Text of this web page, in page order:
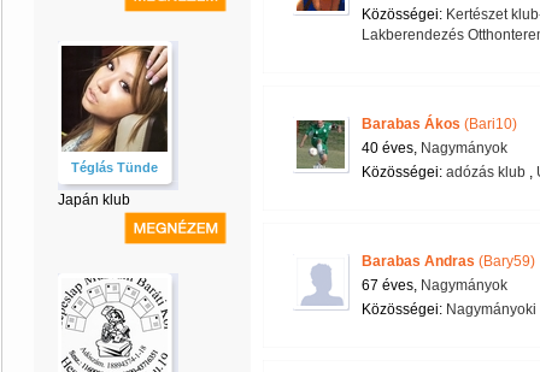
Téglás Tünde
Japán klub
Közösségei: Kertészet
Lakberendezés
Barabas Ákos (Bari10)
40 éves, Nagymányok
Közösségei: adózás klub ,
Barabas Andras (Bary59)
67 éves, Nagymányok
Közösségei: Nagymányoki